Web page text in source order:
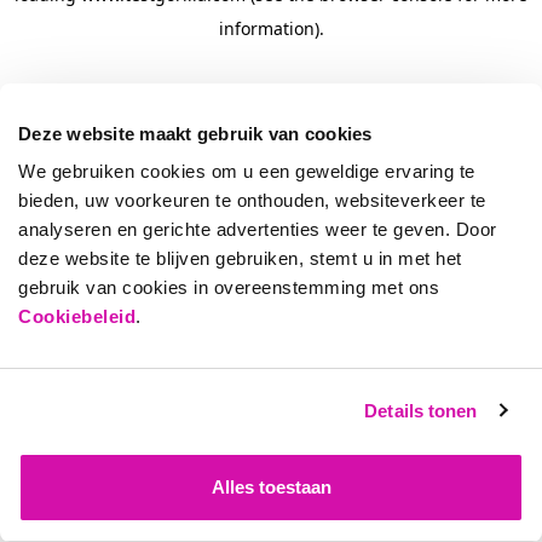
Deze website maakt gebruik van cookies
We gebruiken cookies om u een geweldige ervaring te
bieden, uw voorkeuren te onthouden, websiteverkeer te
analyseren en gerichte advertenties weer te geven. Door
deze website te blijven gebruiken, stemt u in met het
gebruik van cookies in overeenstemming met ons
Cookiebeleid.
Details tonen
Alles toestaan
information).